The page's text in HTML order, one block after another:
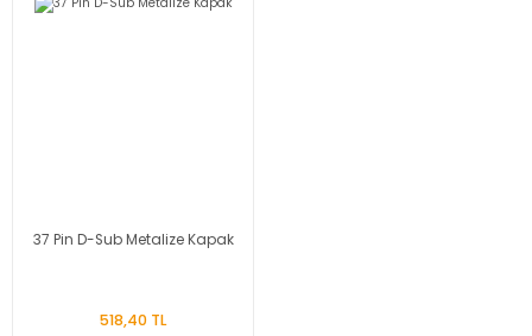
37 Pin D-Sub Metalize Kapak
518,40 TL